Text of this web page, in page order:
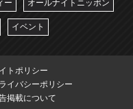
ー オールナイトニッポン
イベント
トポリシー
イバシーポリシー
掲載について